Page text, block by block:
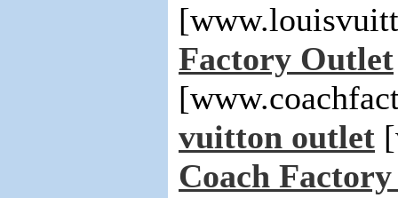
Factory Outlet
vuitton outlet
Coach